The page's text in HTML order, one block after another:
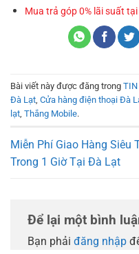
Mua trả góp 0% lãi suất
Bài viết này được đăng trong TIN
Đà Lạt Cửa hàng điện thoại Đà
lạt Thắng Mobile.
Miễn Phí Giao Hàng Siêu
Trong 1 Giờ Tại Đà Lạt
Để lại một bình
Bạn phải đăng nhập